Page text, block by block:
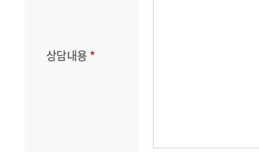
상담내용 *